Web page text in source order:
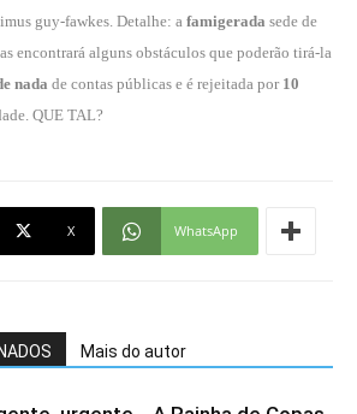
guy-fawkes. Detalhe: a famigerada sede de
encontrará alguns obstáculos que poderão tirá-la
nada de contas públicas e é rejeitada por 10
QUE TAL?
X WhatsApp
Mais do autor